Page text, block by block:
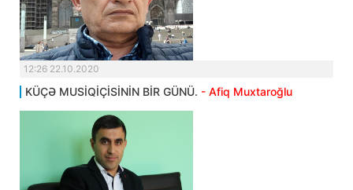
12:26 22.10.2020
KÜÇƏ MUSİQİÇİSİNİN BİR GÜNÜ. - Afiq Muxtaroğlu